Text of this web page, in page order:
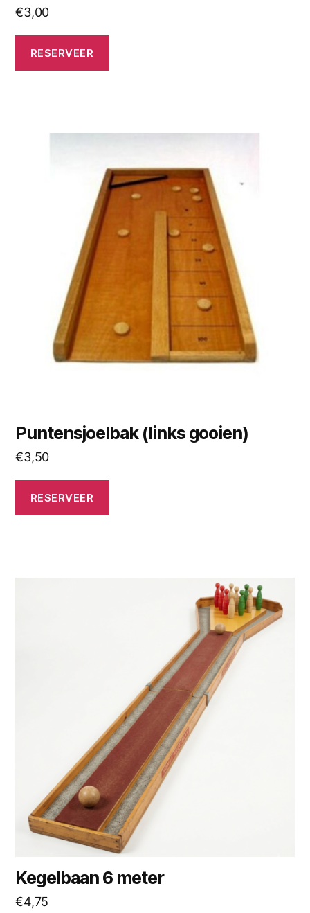
€3,00
RESERVEER
Puntensjoelbak (links gooien)
€3,50
RESERVEER
Kegelbaan 6 meter
€4,75